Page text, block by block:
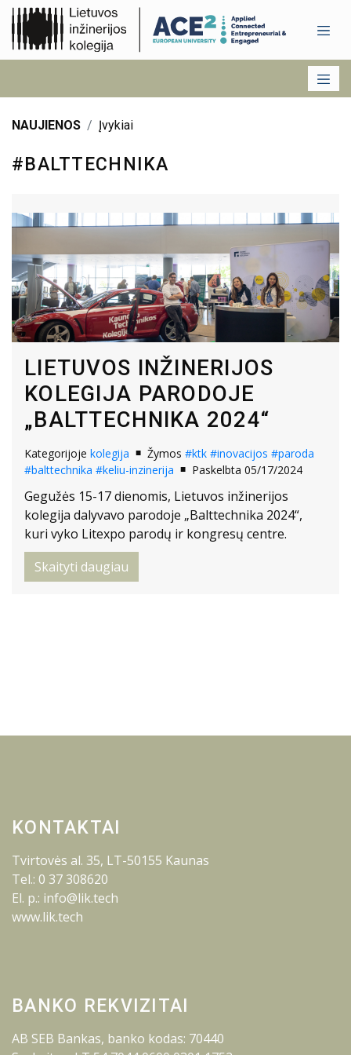
NAUJIENOS Įvykiai
#BALTTECHNIKA
LIETUVOS INŽINERIJOS
KOLEGIJA PARODOJE
„BALTTECHNIKA 2024“
Kategorijoje kolegija Žymos #ktk #inovacijos #paroda
#balttechnika #keliu-inzinerija Paskelbta 05/17/2024
Gegužės 15-17 dienomis, Lietuvos inžinerijos
kolegija dalyvavo parodoje „Balttechnika 2024“,
kuri vyko Litexpo parodų ir kongresų centre.
Skaityti daugiau
KONTAKTAI
Tvirtovės al. 35, LT-50155 Kaunas
Tel.: 0 37 308620
El. p.: info@lik.tech
www.lik.tech
BANKO REKVIZITAI
AB SEB Bankas, banko kodas: 70440